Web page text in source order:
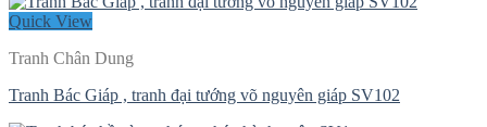
Quick View
Tranh Chân Dung
Tranh Bác Giáp , tranh đại tướng võ nguyên giáp SV102